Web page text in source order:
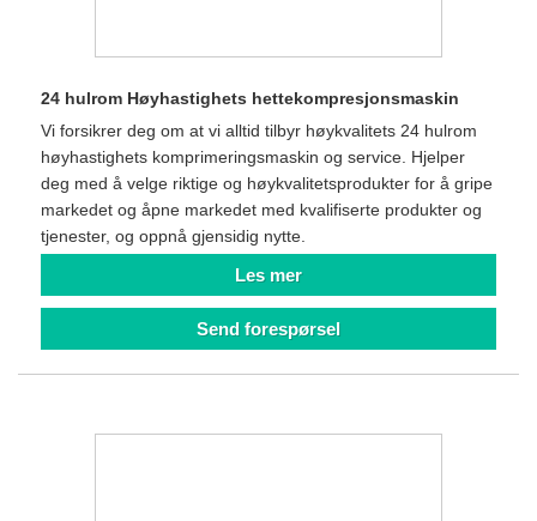
24 hulrom Høyhastighets hettekompresjonsmaskin
Vi forsikrer deg om at vi alltid tilbyr høykvalitets 24 hulrom
høyhastighets komprimeringsmaskin og service. Hjelper
deg med å velge riktige og høykvalitetsprodukter for å gripe
markedet og åpne markedet med kvalifiserte produkter og
tjenester, og oppnå gjensidig nytte.
Les mer
Send forespørsel